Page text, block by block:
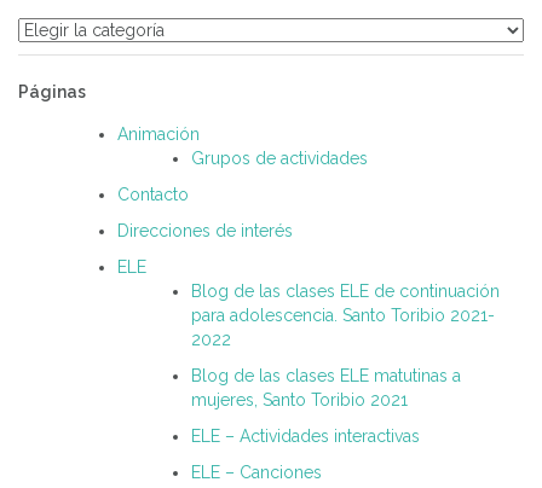
Categorías
Páginas
Animación
Grupos de actividades
Contacto
Direcciones de interés
ELE
Blog de las clases ELE de continuación
para adolescencia. Santo Toribio 2021-
2022
Blog de las clases ELE matutinas a
mujeres, Santo Toribio 2021
ELE – Actividades interactivas
ELE – Canciones